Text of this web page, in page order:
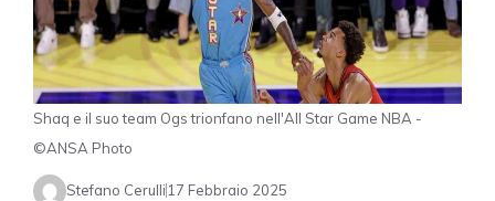
Shaq e il suo team Ogs trionfano nell'All Star Game NBA -
©ANSA Photo
Stefano Cerulli17 Febbraio 2025